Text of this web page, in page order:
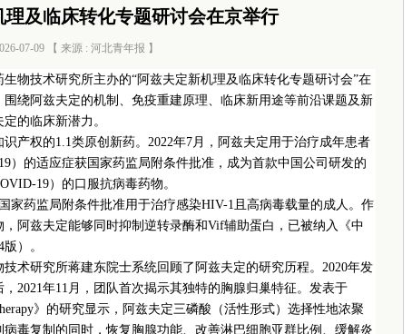
理及临床转化专题研讨会在京举行
07-09 【 来源 : 河北青年报 】
物技术研究所主办的“阿兹夫定新机理及临床转化专题研讨会”在
绕阿兹夫定的机制、免疫重建原理、临床新用途等前沿课题及新
的临床新潜力。
产权的1.1类原创新药。2022年7月，阿兹夫定用于治疗成年患者
）的适应症获国家药监局附条件批准，成为首款中国公司研发的
19）的口服抗病毒药物。
家药监局附条件批准用于治疗感染HIV-1且高病毒载量的成人。作
阿兹夫定能够同时抑制逆转录酶和Vif辅助蛋白，已被纳入《中
）。
术研究所蒋建东院士系统回顾了阿兹夫定的研究历程。2020年发
2021年11月，团队首次揭示其独特的胸腺归巢特征。发表于
》的研究显示，阿兹夫定三磷酸（活性形式）选择性地浓聚
毒复制的同时，恢复胸腺功能、改善淋巴细胞亚群比例、缓解炎